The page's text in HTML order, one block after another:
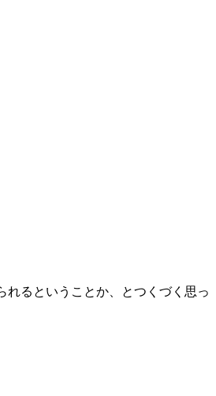
るということか、とつくづく思っ